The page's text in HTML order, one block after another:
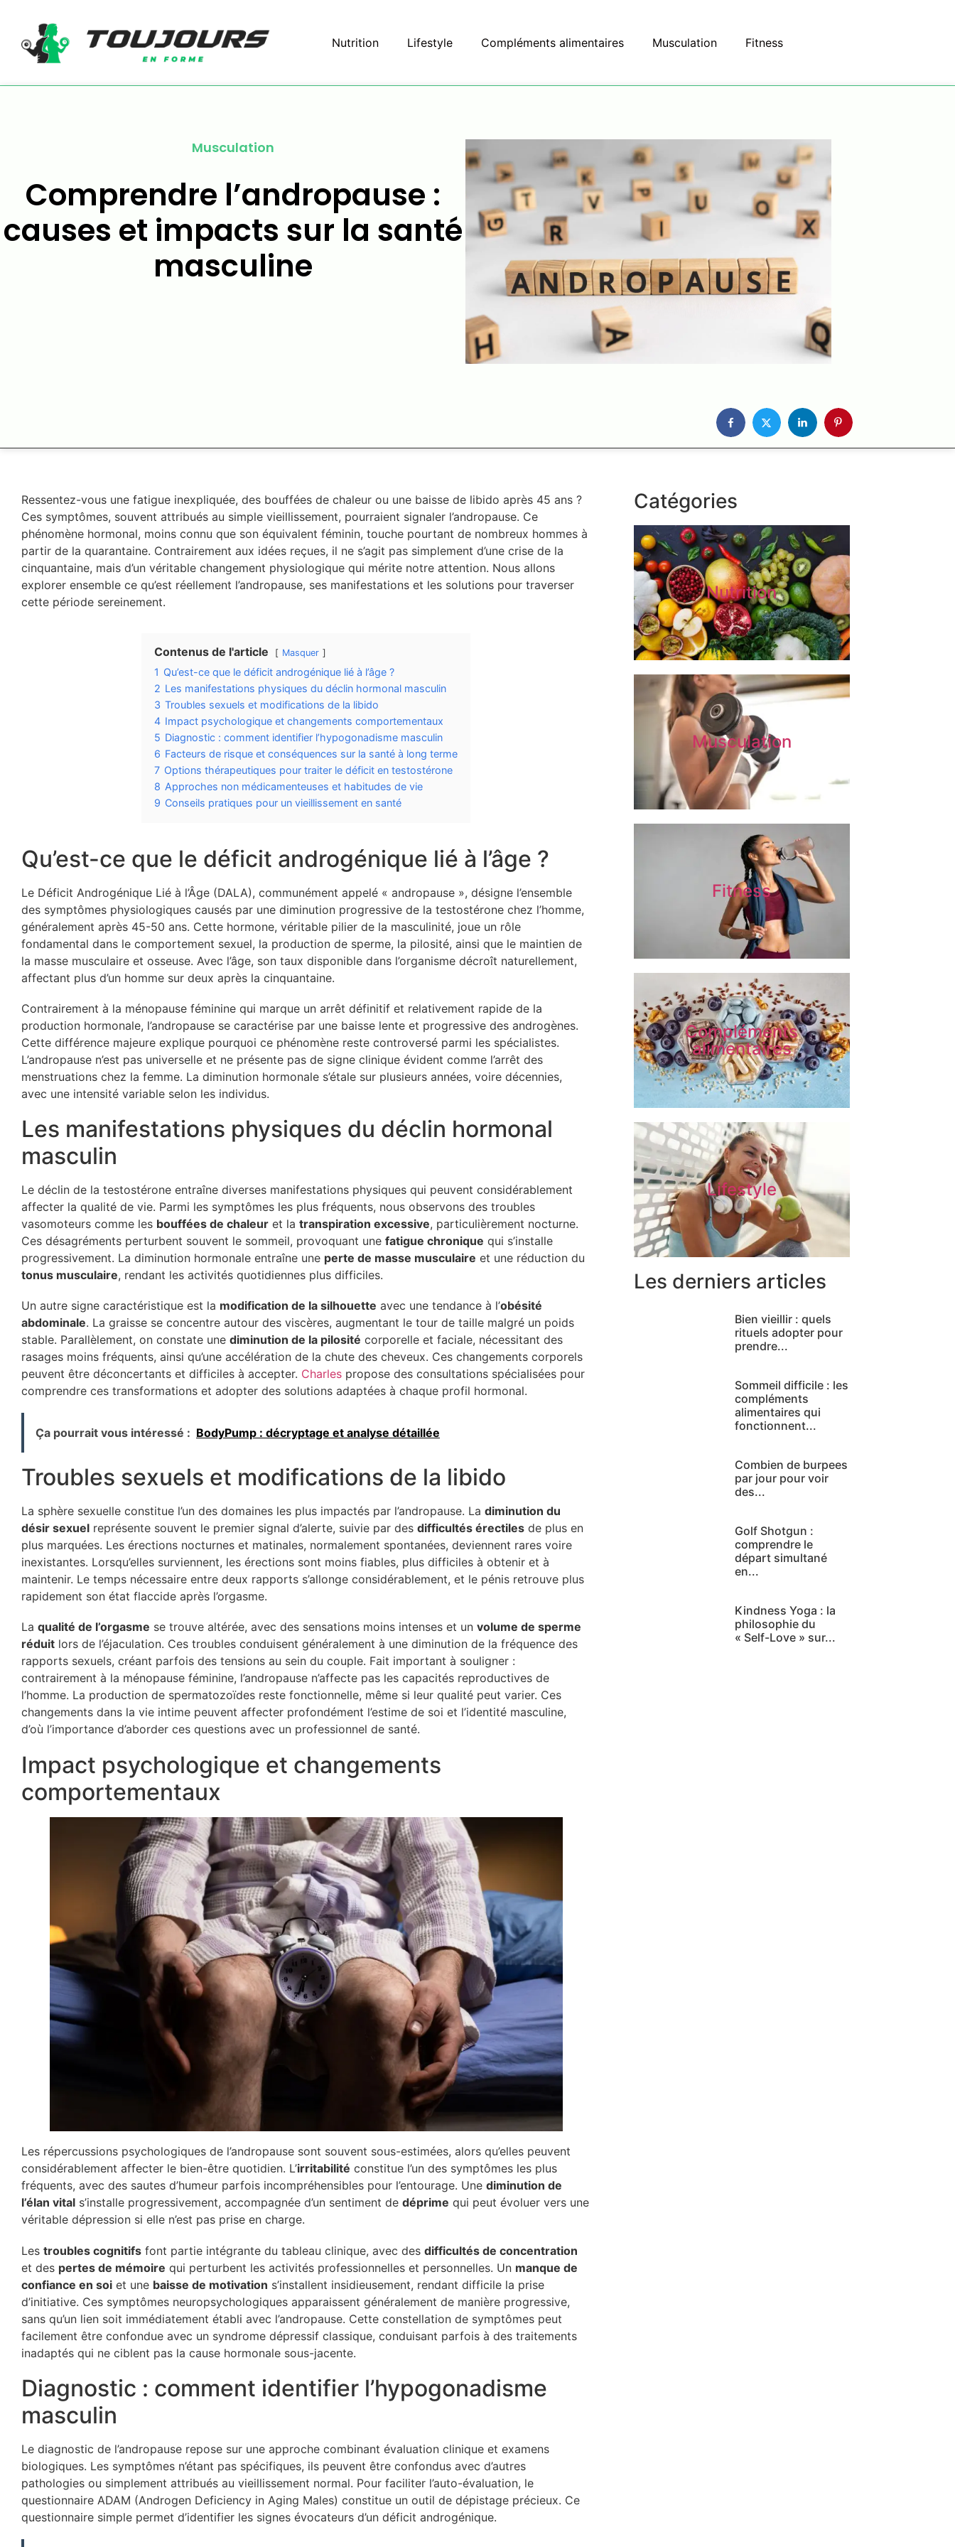
Nutrition Lifestyle Compléments alimentaires Musculation Fitness
Musculation
Comprendre l’andropause :
causes et impacts sur la santé
masculine
Ressentez-vous une fatigue inexpliquée, des bouffées de chaleur ou une baisse de libido après 45 ans ?
Ces symptômes, souvent attribués au simple vieillissement, pourraient signaler l’andropause. Ce
phénomène hormonal, moins connu que son équivalent féminin, touche pourtant de nombreux hommes à
partir de la quarantaine. Contrairement aux idées reçues, il ne s’agit pas simplement d’une crise de la
cinquantaine, mais d’un véritable changement physiologique qui mérite notre attention. Nous allons
explorer ensemble ce qu’est réellement l’andropause, ses manifestations et les solutions pour traverser
cette période sereinement.
Contenus de l'article Masquer
1 Qu’est-ce que le déficit androgénique lié à l’âge ?
2 Les manifestations physiques du déclin hormonal masculin
3 Troubles sexuels et modifications de la libido
4 Impact psychologique et changements comportementaux
5 Diagnostic : comment identifier l’hypogonadisme masculin
6 Facteurs de risque et conséquences sur la santé à long terme
7 Options thérapeutiques pour traiter le déficit en testostérone
8 Approches non médicamenteuses et habitudes de vie
9 Conseils pratiques pour un vieillissement en santé
Qu’est-ce que le déficit androgénique lié à l’âge ?
Le Déficit Androgénique Lié à l’Âge (DALA), communément appelé « andropause », désigne l’ensemble
des symptômes physiologiques causés par une diminution progressive de la testostérone chez l’homme,
généralement après 45-50 ans. Cette hormone, véritable pilier de la masculinité, joue un rôle
fondamental dans le comportement sexuel, la production de sperme, la pilosité, ainsi que le maintien de
la masse musculaire et osseuse. Avec l’âge, son taux disponible dans l’organisme décroît naturellement,
affectant plus d’un homme sur deux après la cinquantaine.
Contrairement à la ménopause féminine qui marque un arrêt définitif et relativement rapide de la
production hormonale, l’andropause se caractérise par une baisse lente et progressive des androgènes.
Cette différence majeure explique pourquoi ce phénomène reste controversé parmi les spécialistes.
L’andropause n’est pas universelle et ne présente pas de signe clinique évident comme l’arrêt des
menstruations chez la femme. La diminution hormonale s’étale sur plusieurs années, voire décennies,
avec une intensité variable selon les individus.
Les manifestations physiques du déclin hormonal
masculin
Le déclin de la testostérone entraîne diverses manifestations physiques qui peuvent considérablement
affecter la qualité de vie. Parmi les symptômes les plus fréquents, nous observons des troubles
vasomoteurs comme les bouffées de chaleur et la transpiration excessive, particulièrement nocturne.
Ces désagréments perturbent souvent le sommeil, provoquant une fatigue chronique qui s’installe
progressivement. La diminution hormonale entraîne une perte de masse musculaire et une réduction du
tonus musculaire, rendant les activités quotidiennes plus difficiles.
Un autre signe caractéristique est la modification de la silhouette avec une tendance à l’obésité
abdominale. La graisse se concentre autour des viscères, augmentant le tour de taille malgré un poids
stable. Parallèlement, on constate une diminution de la pilosité corporelle et faciale, nécessitant des
rasages moins fréquents, ainsi qu’une accélération de la chute des cheveux. Ces changements corporels
peuvent être déconcertants et difficiles à accepter. Charles propose des consultations spécialisées pour
comprendre ces transformations et adopter des solutions adaptées à chaque profil hormonal.
Ça pourrait vous intéressé : BodyPump : décryptage et analyse détaillée
Troubles sexuels et modifications de la libido
La sphère sexuelle constitue l’un des domaines les plus impactés par l’andropause. La diminution du
désir sexuel représente souvent le premier signal d’alerte, suivie par des difficultés érectiles de plus en
plus marquées. Les érections nocturnes et matinales, normalement spontanées, deviennent rares voire
inexistantes. Lorsqu’elles surviennent, les érections sont moins fiables, plus difficiles à obtenir et à
maintenir. Le temps nécessaire entre deux rapports s’allonge considérablement, et le pénis retrouve plus
rapidement son état flaccide après l’orgasme.
La qualité de l’orgasme se trouve altérée, avec des sensations moins intenses et un volume de sperme
réduit lors de l’éjaculation. Ces troubles conduisent généralement à une diminution de la fréquence des
rapports sexuels, créant parfois des tensions au sein du couple. Fait important à souligner :
contrairement à la ménopause féminine, l’andropause n’affecte pas les capacités reproductives de
l’homme. La production de spermatozoïdes reste fonctionnelle, même si leur qualité peut varier. Ces
changements dans la vie intime peuvent affecter profondément l’estime de soi et l’identité masculine,
d’où l’importance d’aborder ces questions avec un professionnel de santé.
Impact psychologique et changements
comportementaux
Les répercussions psychologiques de l’andropause sont souvent sous-estimées, alors qu’elles peuvent
considérablement affecter le bien-être quotidien. L’irritabilité constitue l’un des symptômes les plus
fréquents, avec des sautes d’humeur parfois incompréhensibles pour l’entourage. Une diminution de
l’élan vital s’installe progressivement, accompagnée d’un sentiment de déprime qui peut évoluer vers une
véritable dépression si elle n’est pas prise en charge.
Les troubles cognitifs font partie intégrante du tableau clinique, avec des difficultés de concentration
et des pertes de mémoire qui perturbent les activités professionnelles et personnelles. Un manque de
confiance en soi et une baisse de motivation s’installent insidieusement, rendant difficile la prise
d’initiative. Ces symptômes neuropsychologiques apparaissent généralement de manière progressive,
sans qu’un lien soit immédiatement établi avec l’andropause. Cette constellation de symptômes peut
facilement être confondue avec un syndrome dépressif classique, conduisant parfois à des traitements
inadaptés qui ne ciblent pas la cause hormonale sous-jacente.
Diagnostic : comment identifier l’hypogonadisme
masculin
Le diagnostic de l’andropause repose sur une approche combinant évaluation clinique et examens
biologiques. Les symptômes n’étant pas spécifiques, ils peuvent être confondus avec d’autres
pathologies ou simplement attribués au vieillissement normal. Pour faciliter l’auto-évaluation, le
questionnaire ADAM (Androgen Deficiency in Aging Males) constitue un outil de dépistage précieux. Ce
questionnaire simple permet d’identifier les signes évocateurs d’un déficit androgénique.
Catégories
Nutrition
Musculation
Fitness
Compléments
alimentaires
Lifestyle
Les derniers articles
Bien vieillir : quels
rituels adopter pour
prendre...
Sommeil difficile : les
compléments
alimentaires qui
fonctionnent...
Combien de burpees
par jour pour voir
des...
Golf Shotgun :
comprendre le
départ simultané
en...
Kindness Yoga : la
philosophie du
« Self-Love » sur...